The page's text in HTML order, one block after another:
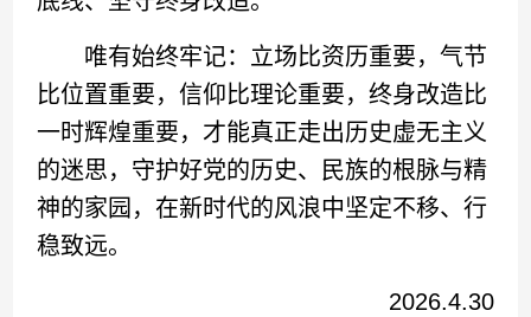
唯有始终牢记：立场比资历重要，气节
比位置重要，信仰比理论重要，终身改造比
一时辉煌重要，才能真正走出历史虚无主义
的迷思，守护好党的历史、民族的根脉与精
神的家园，在新时代的风浪中坚定不移、行
稳致远。
2026.4.30